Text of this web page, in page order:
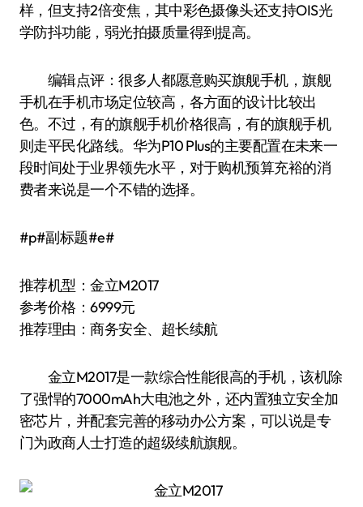
样，但支持2倍变焦，其中彩色摄像头还支持OIS光
学防抖功能，弱光拍摄质量得到提高。
编辑点评：很多人都愿意购买旗舰手机，旗舰
手机在手机市场定位较高，各方面的设计比较出
色。不过，有的旗舰手机价格很高，有的旗舰手机
则走平民化路线。华为P10 Plus的主要配置在未来一
段时间处于业界领先水平，对于购机预算充裕的消
费者来说是一个不错的选择。
#p#副标题#e#
推荐机型：金立M2017
参考价格：6999元
推荐理由：商务安全、超长续航
金立M2017是一款综合性能很高的手机，该机除
了强悍的7000mAh大电池之外，还内置独立安全加
密芯片，并配套完善的移动办公方案，可以说是专
门为政商人士打造的超级续航旗舰。